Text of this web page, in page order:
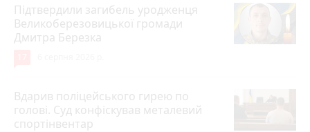
Підтвердили загибель уродженця
Великоберезовицької громади
Дмитра Березка
Вдарив поліцейського гирею по
голові. Суд конфіскував металевий
спортінвентар